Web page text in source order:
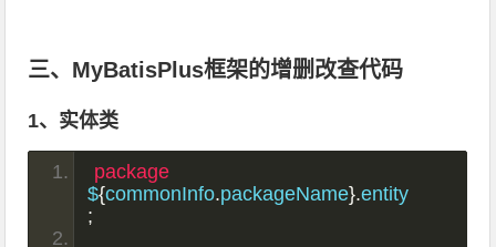
三、MyBatisPlus框架的增删改查代码
1、实体类
package
${commonInfo.packageName}.entity
;